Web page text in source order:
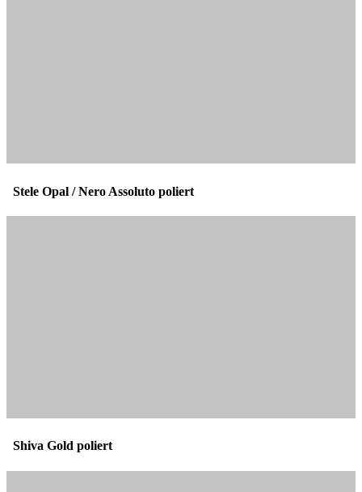
Stele Opal / Nero Assoluto poliert
Shiva Gold poliert